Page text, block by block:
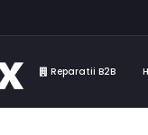
Reparatii B2B